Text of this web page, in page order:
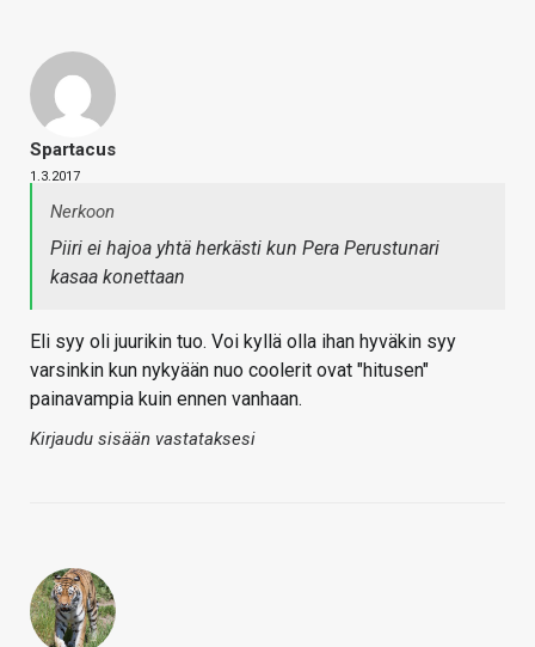
Spartacus
1.3.2017
Nerkoon
Piiri ei hajoa yhtä herkästi kun Pera Perustunari
kasaa konettaan
Eli syy oli juurikin tuo. Voi kyllä olla ihan hyväkin syy
varsinkin kun nykyään nuo coolerit ovat "hitusen"
painavampia kuin ennen vanhaan.
Kirjaudu sisään vastataksesi